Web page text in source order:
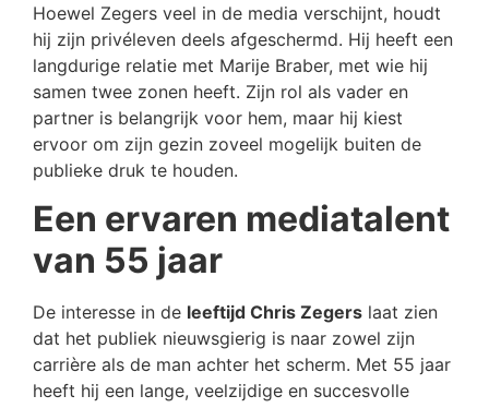
Hoewel Zegers veel in de media verschijnt, houdt
hij zijn privéleven deels afgeschermd. Hij heeft een
langdurige relatie met Marije Braber, met wie hij
samen twee zonen heeft. Zijn rol als vader en
partner is belangrijk voor hem, maar hij kiest
ervoor om zijn gezin zoveel mogelijk buiten de
publieke druk te houden.
Een ervaren mediatalent
van 55 jaar
De interesse in de leeftijd Chris Zegers laat zien
dat het publiek nieuwsgierig is naar zowel zijn
carrière als de man achter het scherm. Met 55 jaar
heeft hij een lange, veelzijdige en succesvolle